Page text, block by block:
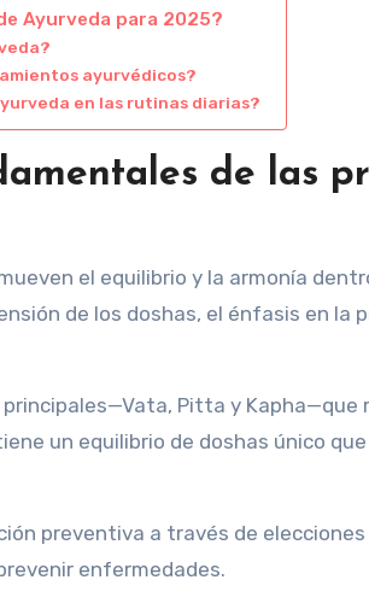
Ayurveda para 2025?
ayurvédicos?
en las rutinas diarias?
de las
el equilibrio y la armonía
de los doshas, el énfasis en la
principales—Vata, Pitta y Kapha—que
un equilibrio de doshas único
preventiva a través de
enfermedades.